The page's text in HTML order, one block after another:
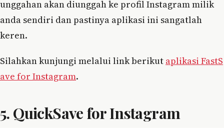
unggahan akan diunggah ke profil Instagram milik
anda sendiri dan pastinya aplikasi ini sangatlah
keren.
Silahkan kunjungi melalui link berikut aplikasi FastS
ave for Instagram.
5. QuickSave for Instagram